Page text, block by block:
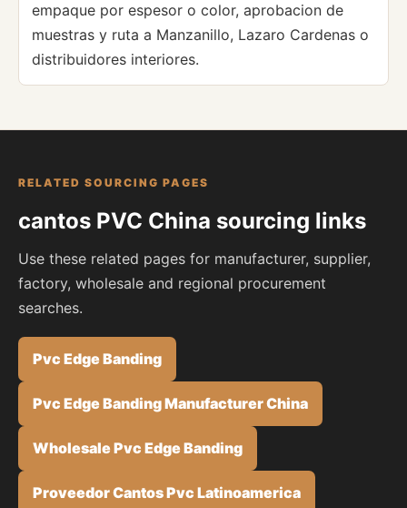
empaque por espesor o color, aprobacion de
muestras y ruta a Manzanillo, Lazaro Cardenas o
distribuidores interiores.
RELATED SOURCING PAGES
cantos PVC China sourcing links
Use these related pages for manufacturer, supplier,
factory, wholesale and regional procurement
searches.
Pvc Edge Banding
Pvc Edge Banding Manufacturer China
Wholesale Pvc Edge Banding
Proveedor Cantos Pvc Latinoamerica